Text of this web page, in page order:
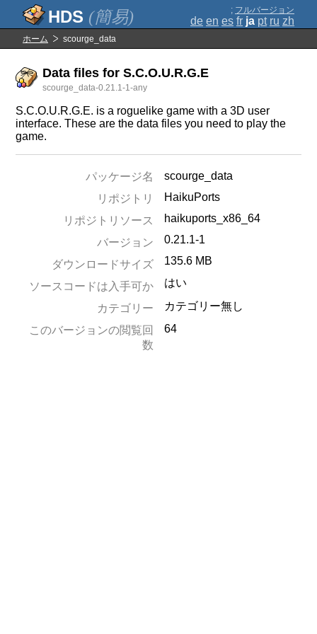
(簡易) ; フルバージョン
de en es fr ja pt ru zh
ホーム scourge_data
Data files for S.C.O.U.R.G.E
scourge_data-0.21.1-1-any
S.C.O.U.R.G.E. is a roguelike game with a 3D user
interface. These are the data files you need to play the
game.
パッケージ名
scourge_data
リポジトリ
HaikuPorts
リポジトリソース
haikuports_x86_64
バージョン
0.21.1-1
ダウンロードサイズ 135.6 MB
ソースコードは入手可か はい
カテゴリー
カテゴリー無し
このバージョンの閲覧回
数
64